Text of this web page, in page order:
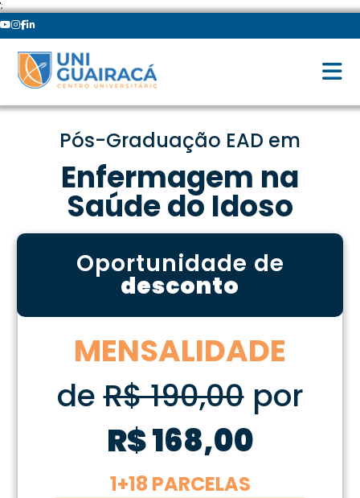
';
Pós-Graduação EAD em
Enfermagem na
Saúde do Idoso
Oportunidade de
desconto
MENSALIDADE
deR$ 190,00por
R$ 168,00
1+18 PARCELAS